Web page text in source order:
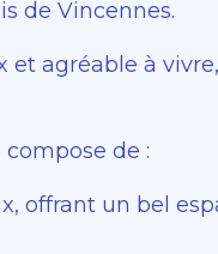
de Vincennes.
et agréable à
compose de :
offrant un bel